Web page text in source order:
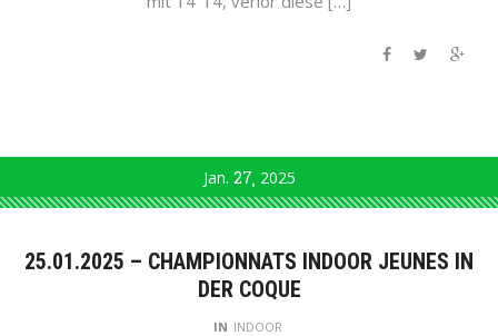
Jan. 27 2025
25.01.2025 – CHAMPIONNATS INDOOR JEUNES IN
DER COQUE
IN INDOOR